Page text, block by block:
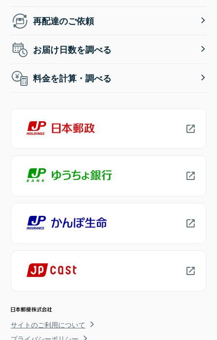
再配達のご依頼
お届け日数を調べる
料金を計算・調べる
サイトのご利用について